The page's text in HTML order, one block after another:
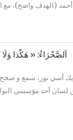
(الهدف واضح)، مع
« !اَلصَّحْرَاءُ: « هَكْذا وَلَا
أسي نور، سمع و
أحد مؤسسي